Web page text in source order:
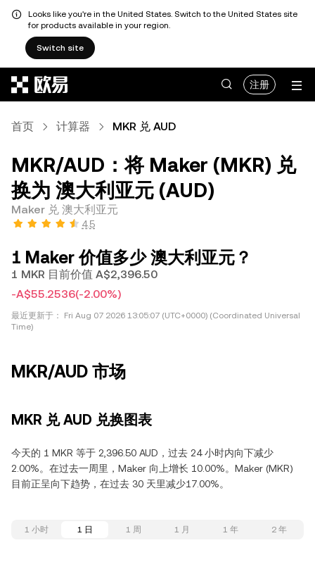
Looks like you're in the United States. Switch to the United States site
for products available in your region.
Switch site
注册
首页 计算器 MKR 兑 AUD
MKR/AUD：将 Maker (MKR) 兑
换为 澳大利亚元 (AUD)
Maker 兑 澳大利亚元
4.5
1 Maker 价值多少 澳大利亚元？
1 MKR 目前价值 A$2,396.50
-A$55.2536(-2.00%)
最近更新于：
Fri Aug 07 2026 13:05:07 (UTC+0000) (Coordinated Universal
Time)
MKR/AUD 市场
MKR 兑 AUD 兑换图表
今天的 1 MKR 等于 2,396.50 AUD，过去 24 小时内向下减少
2.00%。在过去一周里，Maker 向上增长 10.00%。Maker (MKR)
目前正呈向下趋势，在过去 30 天里减少17.00%。
1 小时 1 日 1 周 1 月 1 年 2 年